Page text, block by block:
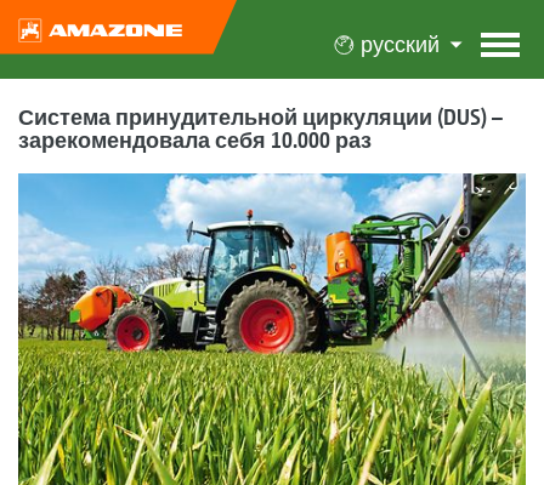
русский
Система принудительной циркуляции (DUS) –
зарекомендовала себя 10.000 раз